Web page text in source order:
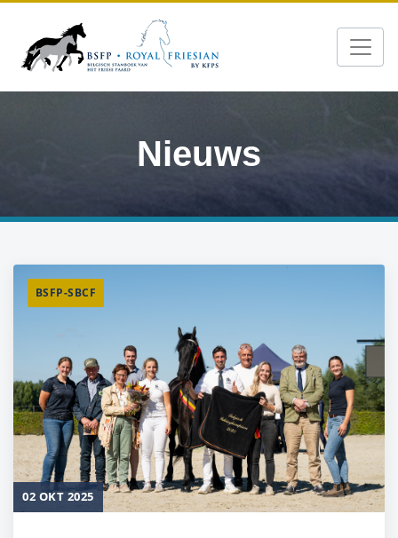
Nieuws
BSFP-SBCF
02 OKT 2025